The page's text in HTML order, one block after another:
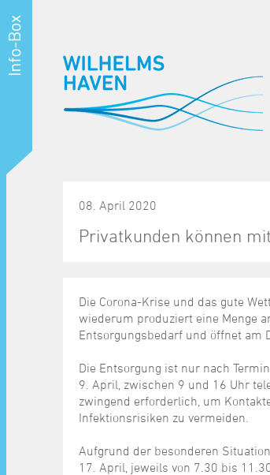
08. April 2020
Privatkunden können
Die Corona-Krise und das gute
wiederum produziert eine Menge
Entsorgungsbedarf und öffnet am
Die Entsorgung ist nur nach
9. April, zwischen 9 und 16 Uhr
zwingend erforderlich, um
Infektionsrisiken zu vermeiden.
Aufgrund der besonderen
17. April, jeweils von 7.30 bis